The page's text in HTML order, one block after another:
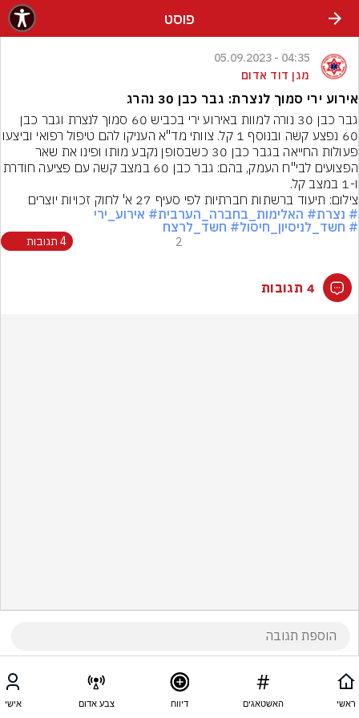
פוסט
04:35 - 05.09.2023
מגן דוד אדום
אירוע ירי סמוך לנצרת: גבר כבן 30 נהרג
הפצועים לבי"ח העמק, בהם: גבר כבן 60 במצב קשה עם פציעה חודרת
ו-1 במצב קל.
צילום: תיעוד ברשתות חברתיות לפי סעיף 27 א' לחוק זכויות יוצרים
# נצרת# האלימות_בחברה_הערבית# אירוע_ירי
# חשד_לניסיון_חיסול# חשד_לרצח
2 4 תגובות
4 תגובות
ראשי האשטאגים דיווח צבע אדום אישי